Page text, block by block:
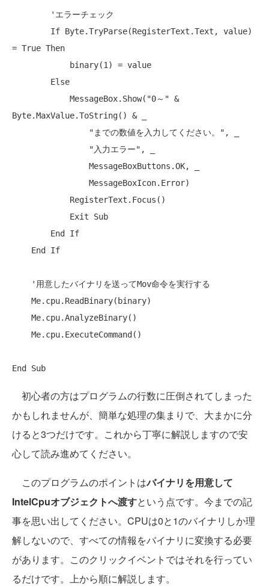
'エラーチェック
If Byte.TryParse(RegisterText.Text, value)
= True Then
Else
            MessageBox.Show(
"0～"
&
Byte.MaxValue.ToString() & _
"までの数値を入力してください。" , _
"入力エラー" , _
Exit
Sub
End
If
End
If
'用意したバイナリを送ってMov命令を実行する
Me.cpu.ReadBinary(binary)
Me.cpu.AnalyzeBinary()
Me.cpu.ExecuteCommand()
End Sub
初心者の方はプログラムの行数に圧倒されてしまった
かもしれませんが、簡単な処理の集まりで、大まかに分
けると3つだけです。これから丁寧に解説しますので安
心して読み進めてください。
このプログラムのポイントはバイナリを用意して
IntelCpuオブジェクトへ渡すという点です。今までの記
事を思い出してください。CPUは0と1のバイナリしか理
解しないので、すべての情報をバイナリに変換する必要
があります。このクリックイベントではそれを行ってい
るだけです。上から順に解説します。